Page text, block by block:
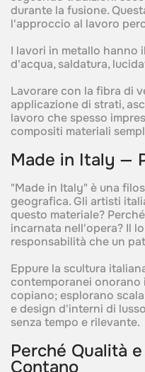
durante la fusione.
l'approccio al lavoro
I lavori in metallo hanno
d'acqua, saldatura,
Lavorare con la fibra di
applicazione di strati,
lavoro che spesso
compositi materiali
Made in Italy —
"Made in Italy" è una
geografica. Gli artisti
questo materiale?
incarnata nell'opera? Il
responsabilità che un
Eppure la scultura
contemporanei onorano
copiano; esplorano
e design d'interni di
senza tempo e rilevante.‍
Perché Qualità
Contano‍